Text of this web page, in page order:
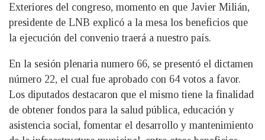
Exteriores del congreso, momento en que Javier Milián,
presidente de LNB explicó a la mesa los beneficios que
la ejecución del convenio traerá a nuestro país.
En la sesión plenaria numero 66, se presentó el dictamen
número 22, el cual fue aprobado con 64 votos a favor.
Los diputados destacaron que el mismo tiene la finalidad
de obtener fondos para la salud pública, educación y
asistencia social, fomentar el desarrollo y mantenimiento